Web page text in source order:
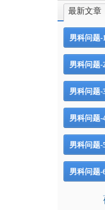
最新文章
男科问题-
男科问题-
男科问题-
男科问题-
男科问题-
男科问题-